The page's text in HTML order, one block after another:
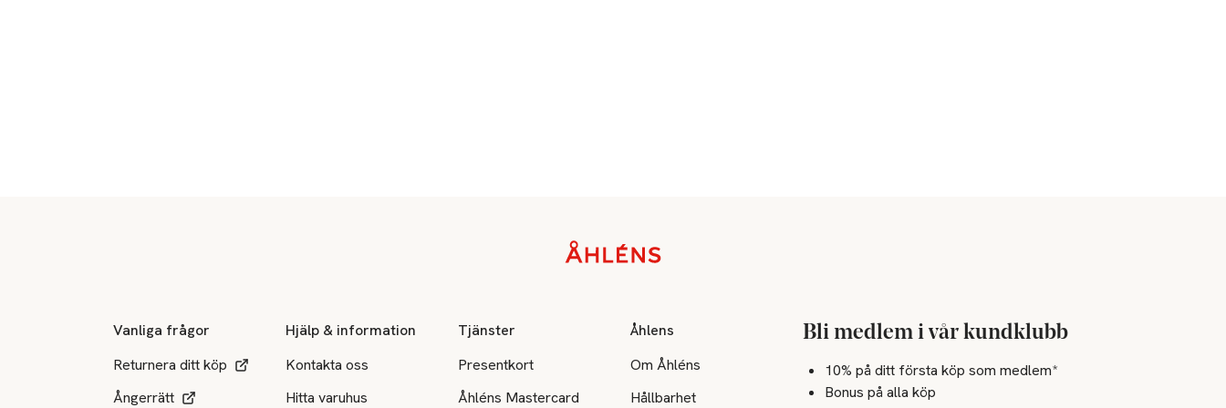
Vanliga frågor
Returnera ditt köp
Ångerrätt
Hjälp & information
Kontakta oss
Hitta varuhus
Tjänster
Presentkort
Åhléns Mastercard
Åhlens
Om Åhléns
Hållbarhet
Bli medlem i vår kundklubb
10% på ditt första köp som medlem*
Bonus på alla köp